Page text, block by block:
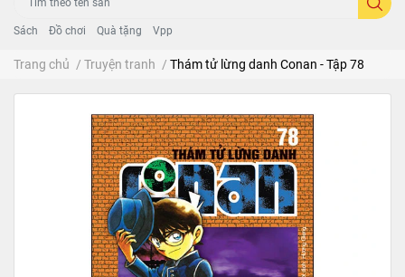
Sách Đồ chơi Quà tặng Vpp
Trang chủ / Truyện tranh / Thám tử lừng danh Conan - Tập 78